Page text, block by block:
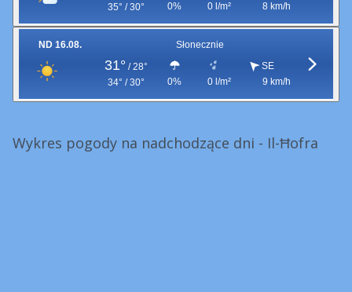
35° / 30°
0% 0 l/m²
8 km/h
ND 16.08. Słonecznie
31° / 28°
34° / 30°
0% 0 l/m²
SE
9 km/h
Wykres pogody na nadchodzące dni - Il-Ħofra